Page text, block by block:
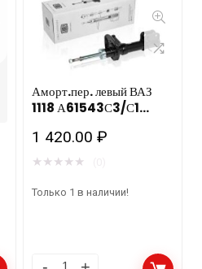
Аморт.пер. левый ВАЗ
1118 А61543С3/С1
1 420.00₽
★ ★ ★ ★ ★
Только 1 в наличии!